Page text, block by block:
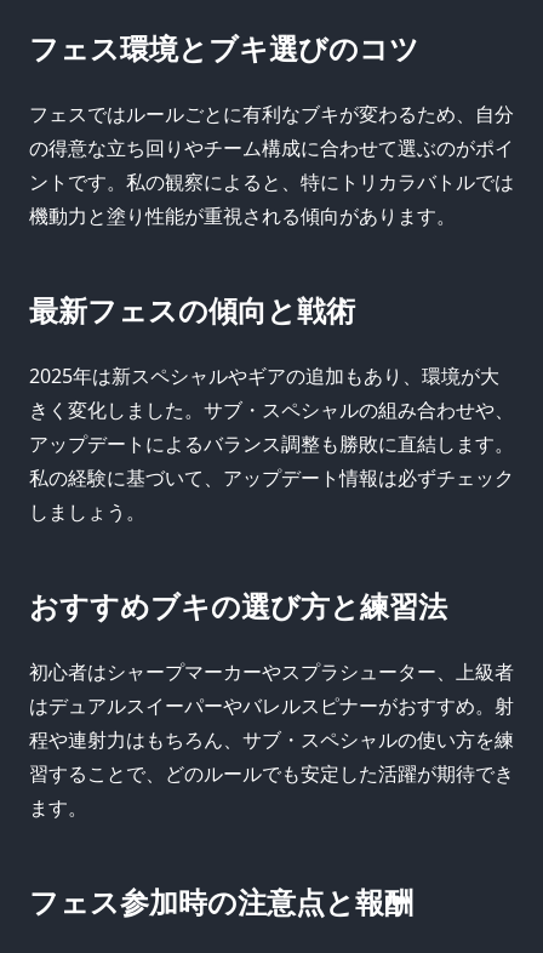
フェス環境とブキ選びのコツ
フェスではルールごとに有利なブキが変わるため、自分
の得意な立ち回りやチーム構成に合わせて選ぶのがポイ
ントです。私の観察によると、特にトリカラバトルでは
機動力と塗り性能が重視される傾向があります。
最新フェスの傾向と戦術
2025年は新スペシャルやギアの追加もあり、環境が大
きく変化しました。サブ・スペシャルの組み合わせや、
アップデートによるバランス調整も勝敗に直結します。
私の経験に基づいて、アップデート情報は必ずチェック
しましょう。
おすすめブキの選び方と練習法
初心者はシャープマーカーやスプラシューター、上級者
はデュアルスイーパーやバレルスピナーがおすすめ。射
程や連射力はもちろん、サブ・スペシャルの使い方を練
習することで、どのルールでも安定した活躍が期待でき
ます。
フェス参加時の注意点と報酬